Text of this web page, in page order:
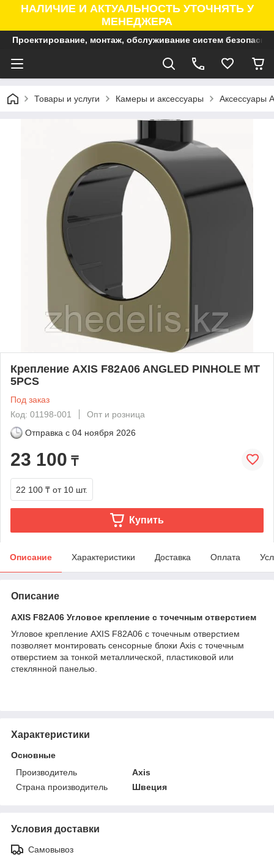
НАЛИЧИЕ И АКТУАЛЬНОСТЬ УТОЧНЯТЬ У
МЕНЕДЖЕРА
Проектирование, монтаж, обслуживание систем
Товары и услуги Камеры и аксессуары Аксессуары
Крепление AXIS F82A06 ANGLED PINHOLE MT
5PCS
Под заказ
Код: 01198-001
Опт и розница
Отправка с 04 ноября 2026
23 100 ₸
22 100 ₸ от 10 шт.
Купить
Описание Характеристики Доставка Оплата
Описание
AXIS F82A06 Угловое крепление с точечным отверстием
Угловое крепление AXIS F82A06 с точечным отверстием
позволяет монтировать сенсорные блоки Axis с точечным
отверстием за тонкой металлической, пластиковой или
стеклянной панелью.
Характеристики
Основные
Производитель
Axis
Страна производитель
Швеция
Условия доставки
Самовывоз